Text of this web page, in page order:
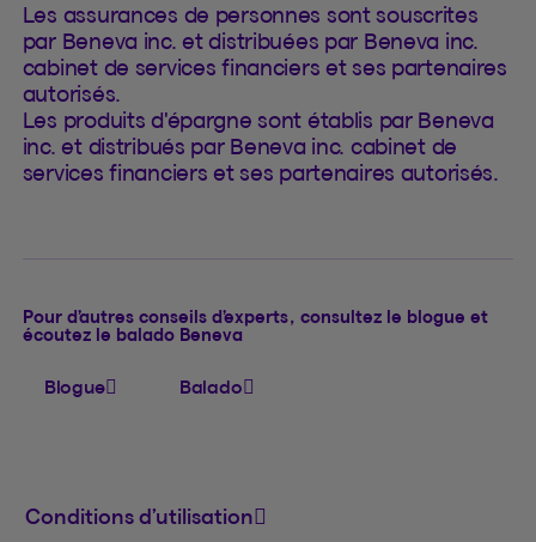
Les assurances de personnes sont souscrites
par Beneva inc. et distribuées par Beneva inc.
cabinet de services financiers et ses partenaires
autorisés.
Les produits d'épargne sont établis par Beneva
inc. et distribués par Beneva inc. cabinet de
services financiers et ses partenaires autorisés.
Pour d’autres conseils d’experts, consultez le blogue et
écoutez le balado Beneva
Blogue Balado
Conditions d’utilisation